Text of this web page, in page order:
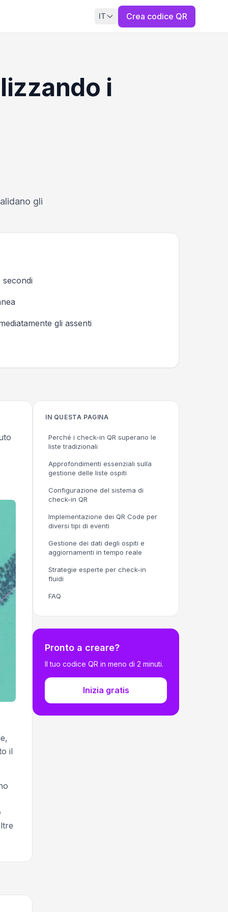
IT Crea codice QR
i
gli
gli assenti
il
IN QUESTA PAGINA
Perché i check-in QR superano le
liste tradizionali
Approfondimenti essenziali sulla
gestione delle liste ospiti
Configurazione del sistema di
check-in QR
Implementazione dei QR Code per
diversi tipi di eventi
Gestione dei dati degli ospiti e
aggiornamenti in tempo reale
Strategie esperte per check-in
fluidi
FAQ
Pronto a creare?
Il tuo codice QR in meno di 2 minuti.
Inizia gratis